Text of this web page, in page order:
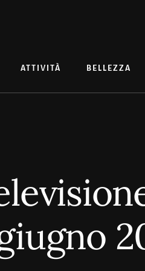
ATTIVITÀ BELLEZZA